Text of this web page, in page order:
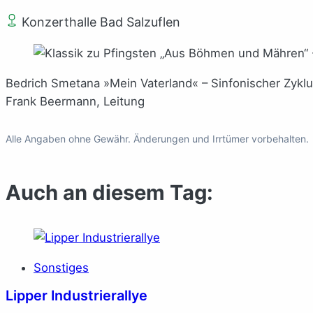
Konzerthalle Bad Salzuflen
Bedrich Smetana »Mein Vaterland« – Sinfonischer
Frank Beermann, Leitung
Alle Angaben ohne Gewähr. Änderungen und Irrtümer vorbehalten.
Auch an diesem Tag:
Sonstiges
Lipper Industrierallye